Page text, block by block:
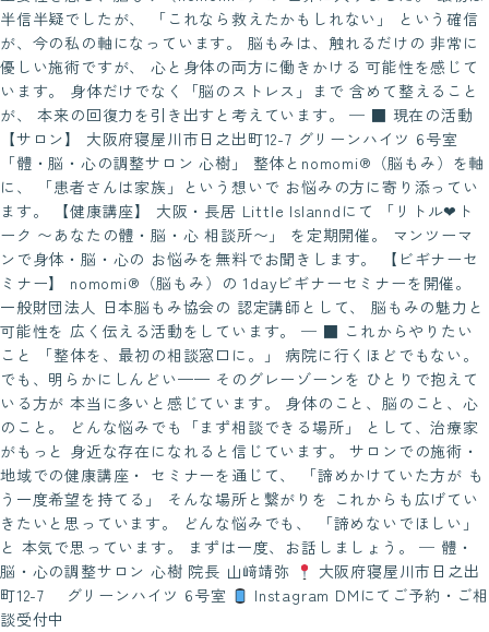
半信半疑でしたが、 「これなら救えたかもしれない」 という確信
が、今の私の軸になっています。 脳もみは、触れるだけの 非常に
優しい施術ですが、 心と身体の両方に働きかける 可能性を感じて
います。 身体だけでなく「脳のストレス」まで 含めて整えること
が、 本来の回復力を引き出すと考えています。 ─ ■ 現在の活動
【サロン】 大阪府寝屋川市日之出町12-7 グリーンハイツ 6号室
「體・脳・心の調整サロン 心樹」 整体とnomomi®（脳もみ）を軸
に、 「患者さんは家族」という想いで お悩みの方に寄り添ってい
ます。 【健康講座】 大阪・長居 Little Islanndにて 「リトル❤︎ト
ーク 〜あなたの體・脳・心 相談所〜」 を定期開催。 マンツーマ
ンで身体・脳・心の お悩みを無料でお聞きします。 【ビギナーセ
ミナー】 nomomi®（脳もみ）の 1dayビギナーセミナーを開催。
一般財団法人 日本脳もみ協会の 認定講師として、 脳もみの魅力と
可能性を 広く伝える活動をしています。 ─ ■ これからやりたい
こと 「整体を、最初の相談窓口に。」 病院に行くほどでもない。
でも、明らかにしんどい—— そのグレーゾーンを ひとりで抱えて
いる方が 本当に多いと感じています。 身体のこと、脳のこと、心
のこと。 どんな悩みでも「まず相談できる場所」 として、治療家
がもっと 身近な存在になれると信じています。 サロンでの施術・
地域での健康講座・ セミナーを通じて、 「諦めかけていた方が も
う一度希望を持てる」 そんな場所と繋がりを これからも広げてい
きたいと思っています。 どんな悩みでも、 「諦めないでほしい」
と 本気で思っています。 まずは一度、お話しましょう。 ─ 體・
脳・心の調整サロン 心樹 院長 山﨑靖弥
大阪府寝屋川市日之出
町12-7 グリーンハイツ 6号室
Instagram DMにてご予約・ご相
談受付中